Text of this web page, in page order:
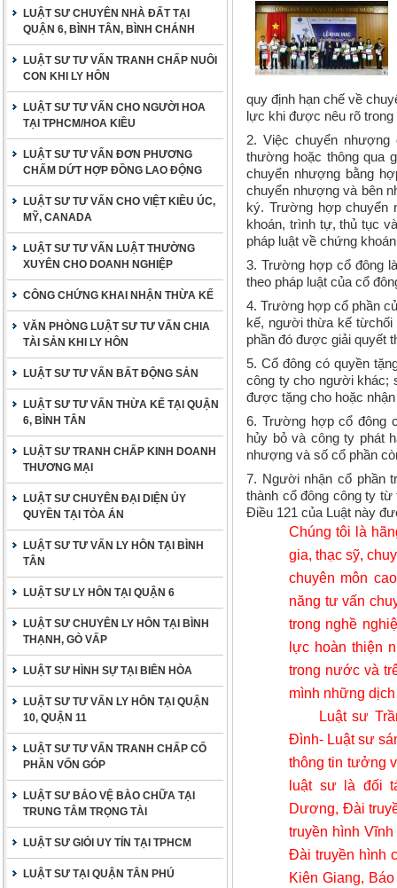
LUẬT SƯ CHUYÊN NHÀ ĐẤT TẠI
QUẬN 6, BÌNH TÂN, BÌNH CHÁNH
LUẬT SƯ TƯ VẤN TRANH CHẤP NUÔI
CON KHI LY HÔN
LUẬT SƯ TƯ VẤN CHO NGƯỜI HOA
TẠI TPHCM/HOA KIỀU
LUẬT SƯ TƯ VẤN ĐƠN PHƯƠNG
CHẤM DỨT HỢP ĐỒNG LAO ĐỘNG
LUẬT SƯ TƯ VẤN CHO VIỆT KIỀU ÚC,
MỸ, CANADA
LUẬT SƯ TƯ VẤN LUẬT THƯỜNG
XUYÊN CHO DOANH NGHIỆP
CÔNG CHỨNG KHAI NHẬN THỪA KẾ
VĂN PHÒNG LUẬT SƯ TƯ VẤN CHIA
TÀI SẢN KHI LY HÔN
LUẬT SƯ TƯ VẤN BẤT ĐỘNG SẢN
LUẬT SƯ TƯ VẤN THỪA KẾ TẠI QUẬN
6, BÌNH TÂN
LUẬT SƯ TRANH CHẤP KINH DOANH
THƯƠNG MẠI
LUẬT SƯ CHUYÊN ĐẠI DIỆN ỦY
QUYỀN TẠI TÒA ÁN
LUẬT SƯ TƯ VẤN LY HÔN TẠI BÌNH
TÂN
LUẬT SƯ LY HÔN TẠI QUẬN 6
LUẬT SƯ CHUYÊN LY HÔN TẠI BÌNH
THẠNH, GÒ VẤP
LUẬT SƯ HÌNH SỰ TẠI BIÊN HÒA
LUẬT SƯ TƯ VẤN LY HÔN TẠI QUẬN
10, QUẬN 11
LUẬT SƯ TƯ VẤN TRANH CHẤP CỐ
PHẦN VỐN GÓP
LUẬT SƯ BẢO VỆ BÀO CHỮA TẠI
TRUNG TÂM TRỌNG TÀI
LUẬT SƯ GIỎI UY TÍN TẠI TPHCM
LUẬT SƯ TẠI QUẬN TÂN PHÚ
quy định hạn chế về
lực khi được nêu rõ
2. Việc chuyển
thường hoặc thông qua
chuyển nhượng bằng
chuyển nhượng và bên
ký. Trường hợp chuyển
khoán, trình tự, thủ tục
pháp luật về chứng khoán
3. Trường hợp cổ đông
theo pháp luật của cổ
4. Trường hợp cổ phần
kế, người thừa kế từchối
phần đó được giải quyết
5. Cổ đông có quyền
công ty cho người khác;
được tặng cho hoặc
6. Trường hợp cổ đông
hủy bỏ và công ty phát
nhượng và số cổ phần
7. Người nhận cổ phần
thành cổ đông công ty
Điều 121 của Luật này
Chúng tôi là
gia, thạc sỹ,
chuyên môn
năng tư vấn
trong nghề
lực hoàn thiện
trong nước và
mình những
Luật sư
Đình- Luật sư
thông tin tưởng
luật sư là đối
Dương, Đài
truyền hình
Đài truyền hình
Kiên Giang,